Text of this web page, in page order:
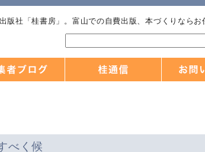
版社「桂書房」。富山での自費出版、本づくりならお
べく候